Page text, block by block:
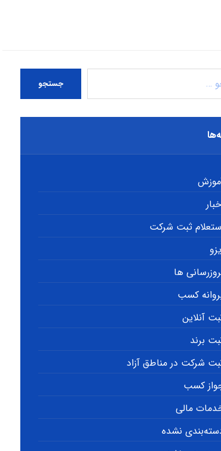
جستجو
ثبت شرکت
ها
کسب
آنلاین
برند
شرکت در مناطق آزاد
کسب
مالی
نشده